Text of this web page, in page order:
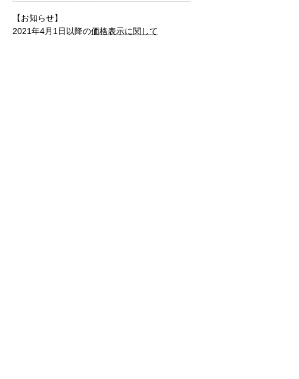
【お知らせ】
2021年4月1日以降の価格表示に関して